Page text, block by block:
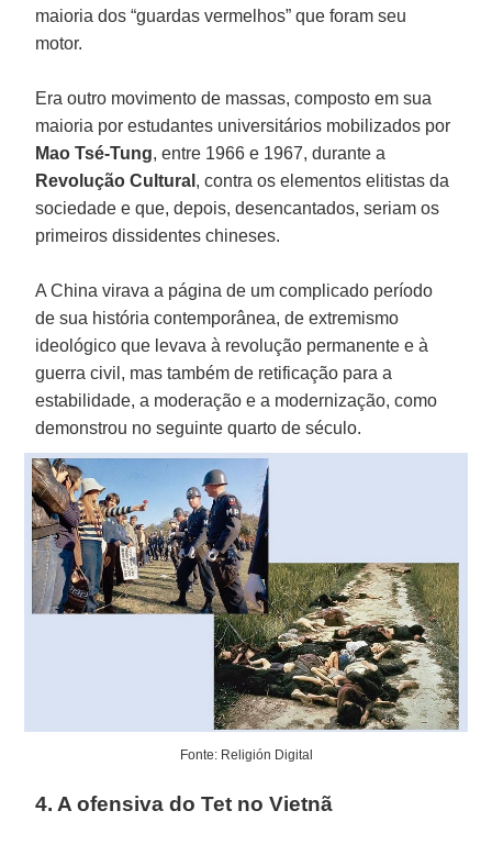
maioria dos “guardas vermelhos” que foram seu
motor.
Era outro movimento de massas, composto em sua
maioria por estudantes universitários mobilizados por
Mao Tsé-Tung, entre 1966 e 1967, durante a
Revolução Cultural , contra os elementos elitistas da
sociedade e que, depois, desencantados, seriam os
primeiros dissidentes chineses.
A China virava a página de um complicado período
de sua história contemporânea, de extremismo
ideológico que levava à revolução permanente e à
guerra civil, mas também de retificação para a
estabilidade, a moderação e a modernização, como
demonstrou no seguinte quarto de século.
Fonte: Religión Digital
4. A ofensiva do Tet no Vietnã